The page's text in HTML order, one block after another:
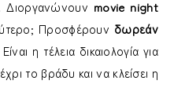
Διοργανώνουν movie night
Προσφέρουν δωρεάν
η τέλεια δικαιολογία για
το βράδυ και να κλείσει η